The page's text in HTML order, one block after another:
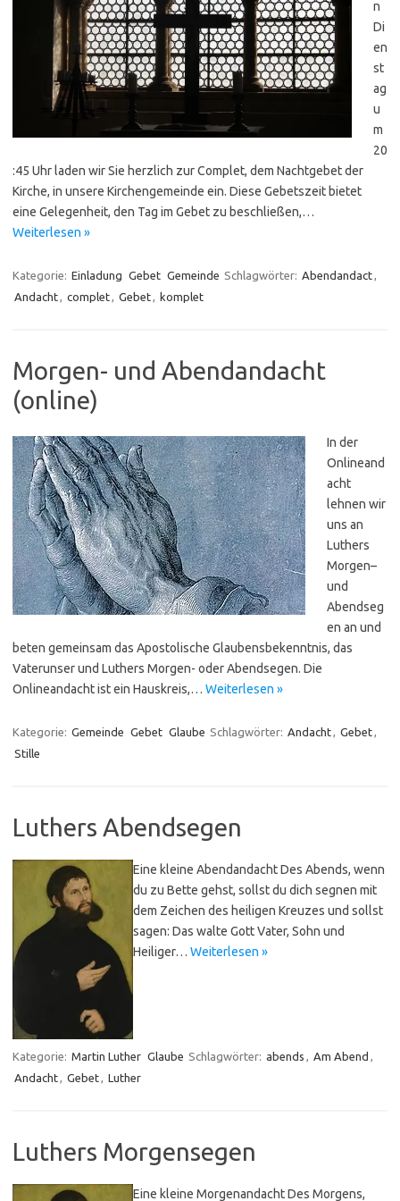
n
Di
en
st
ag
u
m
20
:45 Uhr laden wir Sie herzlich zur Complet, dem Nachtgebet der
Kirche, in unsere Kirchengemeinde ein. Diese Gebetszeit bietet
eine Gelegenheit, den Tag im Gebet zu beschließen,…
Weiterlesen »
Kategorie: Einladung Gebet Gemeinde Schlagwörter: Abendandact,
Andacht, complet, Gebet, komplet
Morgen- und Abendandacht
(online)
In der
Onlineand
acht
lehnen wir
uns an
Luthers
Morgen–
und
Abendseg
en an und
beten gemeinsam das Apostolische Glaubensbekenntnis, das
Vaterunser und Luthers Morgen- oder Abendsegen. Die
Onlineandacht ist ein Hauskreis,… Weiterlesen »
Kategorie: Gemeinde Gebet Glaube Schlagwörter: Andacht, Gebet,
Stille
Luthers Abendsegen
Eine kleine Abendandacht Des Abends, wenn
du zu Bette gehst, sollst du dich segnen mit
dem Zeichen des heiligen Kreuzes und sollst
sagen: Das walte Gott Vater, Sohn und
Heiliger… Weiterlesen »
Kategorie: Martin Luther Glaube Schlagwörter: abends , Am Abend ,
Andacht, Gebet, Luther
Luthers Morgensegen
Eine kleine Morgenandacht Des Morgens,